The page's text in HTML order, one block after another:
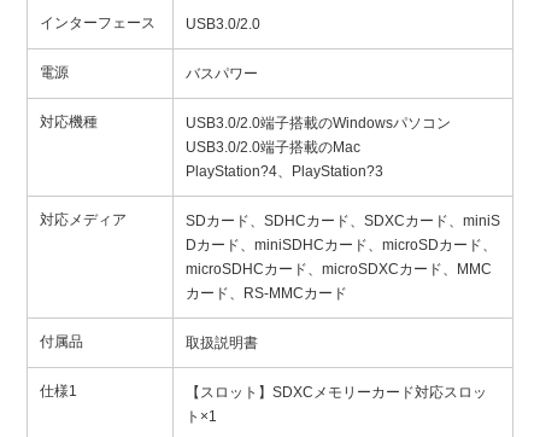
インターフェース USB3.0/2.0
電源 バスパワー
対応機種
USB3.0/2.0端子搭載のWindowsパソコン
USB3.0/2.0端子搭載のMac
PlayStation?4、PlayStation?3
対応メディア
SDカード、SDHCカード、SDXCカード、miniS
Dカード、miniSDHCカード、microSDカード、
microSDHCカード、microSDXCカード、MMC
カード、RS-MMCカード
付属品 取扱説明書
仕様1
【スロット】SDXCメモリーカード対応スロッ
ト×1